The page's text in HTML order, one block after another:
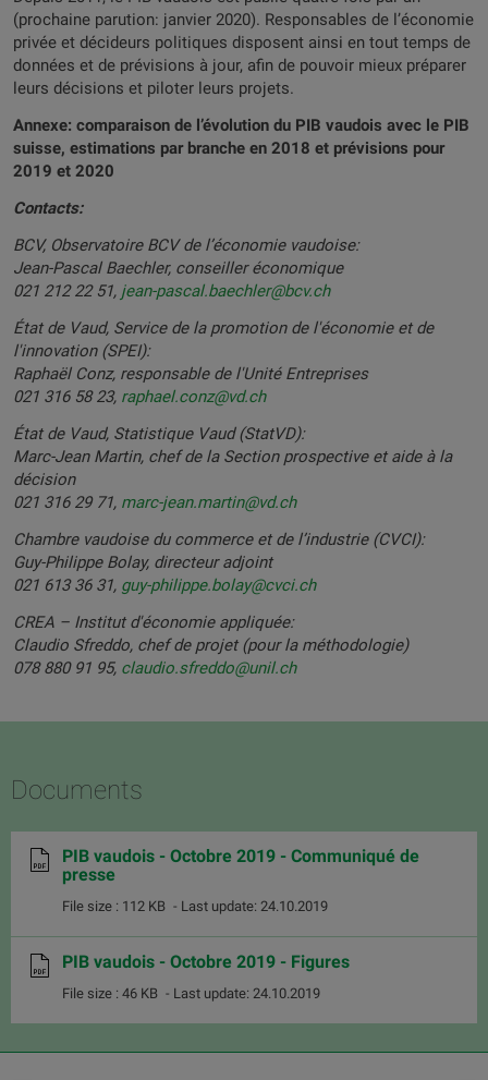
(prochaine parution: janvier 2020). Responsables de l’économie
privée et décideurs politiques disposent ainsi en tout temps de
données et de prévisions à jour, afin de pouvoir mieux préparer
leurs décisions et piloter leurs projets.
Annexe: comparaison de l’évolution du PIB vaudois avec le PIB
suisse, estimations par branche en 2018 et prévisions pour
2019 et 2020
Contacts:
BCV, Observatoire BCV de l’économie vaudoise:
Jean-Pascal Baechler, conseiller économique
021 212 22 51, jean-pascal.baechler@bcv.ch
État de Vaud, Service de la promotion de l'économie et de
l'innovation (SPEI):
Raphaël Conz, responsable de l'Unité Entreprises
021 316 58 23, raphael.conz@vd.ch
État de Vaud, Statistique Vaud (StatVD):
Marc-Jean Martin, chef de la Section prospective et aide à la
décision
021 316 29 71, marc-jean.martin@vd.ch
Chambre vaudoise du commerce et de l’industrie (CVCI):
Guy-Philippe Bolay, directeur adjoint
021 613 36 31, guy-philippe.bolay@cvci.ch
CREA – Institut d'économie appliquée:
Claudio Sfreddo, chef de projet (pour la méthodologie)
078 880 91 95, claudio.sfreddo@unil.ch
Documents
PIB vaudois - Octobre 2019 - Communiqué de
presse
File size : 112 KB - Last update: 24.10.2019
PIB vaudois - Octobre 2019 - Figures
File size : 46 KB - Last update: 24.10.2019